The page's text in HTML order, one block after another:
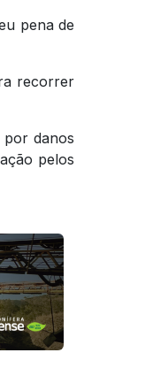
pena de
recorrer
por danos
pelos